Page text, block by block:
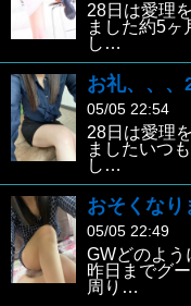
28日は愛理
ました約5ヶ
し…
お礼、、、
05/05 22:54
28日は愛理
ましたいつ
し…
おそくなり
05/05 22:49
GWどのよう
昨日までグ
周り…